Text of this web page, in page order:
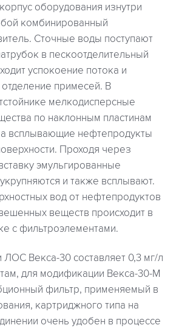
оборудования изнутри
комбинированный
Сточные воды поступают
в пескоотделительный
успокоение потока и
примесей. В
мелкодисперсные
по наклонным пластинам
всплывающие нефтепродукты
Проходя через
эмульгированные
и также всплывают.
вод от нефтепродуктов
веществ происходит в
с фильтроэлементами.
ЛОС Векса-30 составляет 0,3 мг/л
для модификации Векса-30-М
фильтр, применяемый в
картриджного типа на
очень удобен в процессе